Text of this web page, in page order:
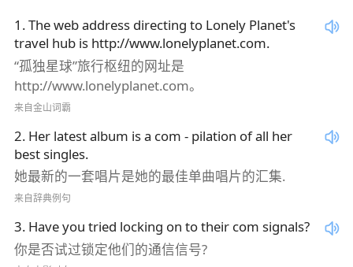
1 .The web address directing to Lonely Planet's
travel hub is http://www.lonelyplanet.com.
“孤独星球”旅行枢纽的网址是
http://www.lonelyplanet.com。
来自金山词霸
2. Her latest album is a com - pilation of all her
best singles.
她最新的一套唱片是她的最佳单曲唱片的汇集.
来自辞典例句
3. Have you tried locking on to their com signals?
你是否试过锁定他们的通信信号?